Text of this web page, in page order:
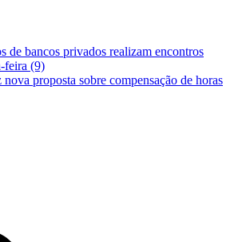
de bancos privados realizam encontros
feira (9)
nova proposta sobre compensação de horas